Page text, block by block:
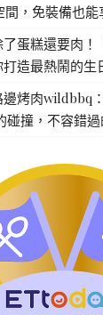
，免裝備也能
蛋糕還要肉！
造最熱鬧的生
烤肉wildbbq
碰撞，不容錯